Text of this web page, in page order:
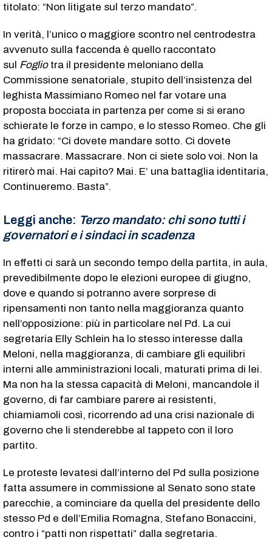
titolato: “Non litigate sul terzo mandato”.
In verità, l’unico o maggiore scontro nel centrodestra
avvenuto sulla faccenda è quello raccontato
sul Fogliotra il presidente meloniano della
Commissione senatoriale, stupito dell’insistenza del
leghista Massimiano Romeo nel far votare una
proposta bocciata in partenza per come si si erano
schierate le forze in campo, e lo stesso Romeo. Che gli
ha gridato: “Ci dovete mandare sotto. Ci dovete
massacrare. Massacrare. Non ci siete solo voi. Non la
ritirerò mai. Hai capito? Mai. E’ una battaglia identitaria,
Continueremo. Basta”.
Leggi anche: Terzo mandato: chi sono tutti i
governatori e i sindaci in scadenza
In effetti ci sarà un secondo tempo della partita, in aula,
prevedibilmente dopo le elezioni europee di giugno,
dove e quando si potranno avere sorprese di
ripensamenti non tanto nella maggioranza quanto
nell’opposizione: più in particolare nel Pd. La cui
segretaria Elly Schlein ha lo stesso interesse dalla
Meloni, nella maggioranza, di cambiare gli equilibri
interni alle amministrazioni locali, maturati prima di lei.
Ma non ha la stessa capacità di Meloni, mancandole il
governo, di far cambiare parere ai resistenti,
chiamiamoli così, ricorrendo ad una crisi nazionale di
governo che li stenderebbe al tappeto con il loro
partito.
Le proteste levatesi dall’interno del Pd sulla posizione
fatta assumere in commissione al Senato sono state
parecchie, a cominciare da quella del presidente dello
stesso Pd e dell’Emilia Romagna, Stefano Bonaccini,
contro i “patti non rispettati” dalla segretaria.